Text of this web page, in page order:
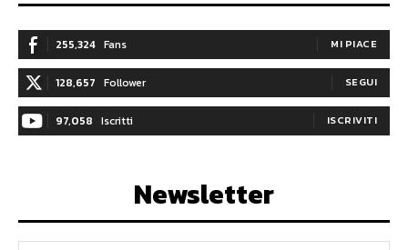
255,324 Fans MI PIACE
128,657 Follower SEGUI
97,058 Iscritti ISCRIVITI
Newsletter